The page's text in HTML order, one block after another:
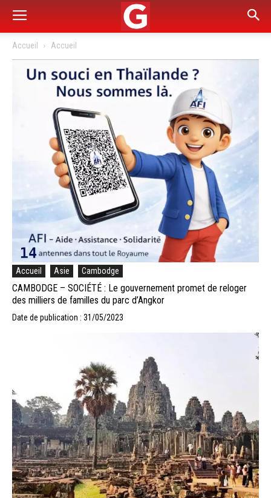
Accueil Accueil
Accueil Asie Cambodge
CAMBODGE – SOCIÉTÉ : Le gouvernement promet de reloger
des milliers de familles du parc d’Angkor
Date de publication : 31/05/2023